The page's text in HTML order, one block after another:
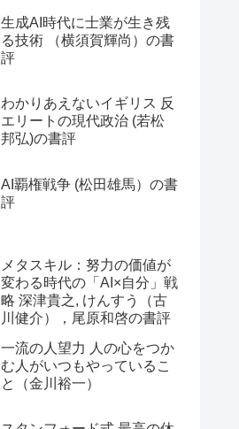
生成AI時代に士業が生き残
る技術 （横須賀輝尚）の書
評
わかりあえないイギリス 反
エリートの現代政治 (若松
邦弘)の書評
AI覇権戦争 (松田雄馬）の書
評
メタスキル：努力の価値が
変わる時代の「AI×自分」戦
略 深津貴之, けんすう（古
川健介），尾原和啓の書評
一流の人望力 人の心をつか
む人がいつもやっているこ
と（金川裕一）